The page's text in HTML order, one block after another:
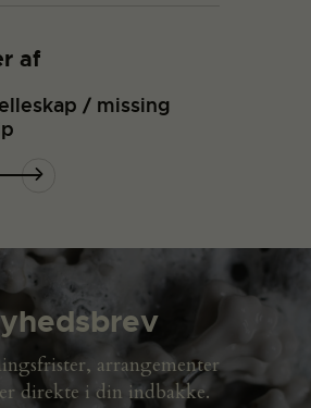
af
/ missing
arrangementer
direkte i din indbakke.